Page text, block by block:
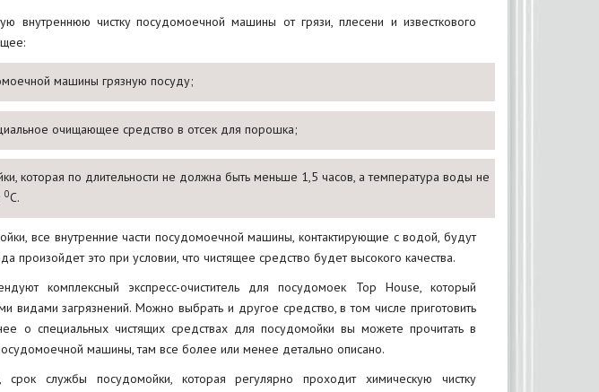
внутреннюю чистку посудомоечной машины от грязи, плесени и известкового
машины грязную посуду;
очищающее средство в отсек для порошка;
которая по длительности не должна быть меньше 1,5 часов, а температура воды не
0С.
все внутренние части посудомоечной машины, контактирующие с водой, будут
произойдет это при условии, что чистящее средство будет высокого качества.
комплексный экспресс-очиститель для посудомоек Top House, который
видами загрязнений. Можно выбрать и другое средство, в том числе приготовить
о специальных чистящих средствах для посудомойки вы можете прочитать в
машины, там все более или менее детально описано.
срок службы посудомойки, которая регулярно проходит химическую чистку